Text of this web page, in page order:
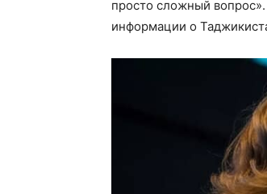
просто сложный
информации о